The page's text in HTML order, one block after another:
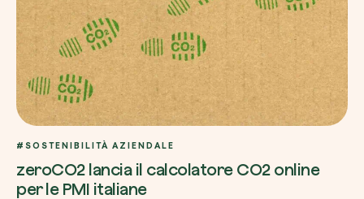
#SOSTENIBILITÀ AZIENDALE
zeroCO2 lancia il calcolatore CO2 online
per le PMI italiane